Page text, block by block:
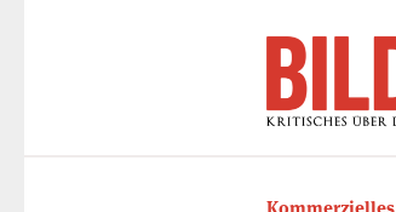
Kommerzielles